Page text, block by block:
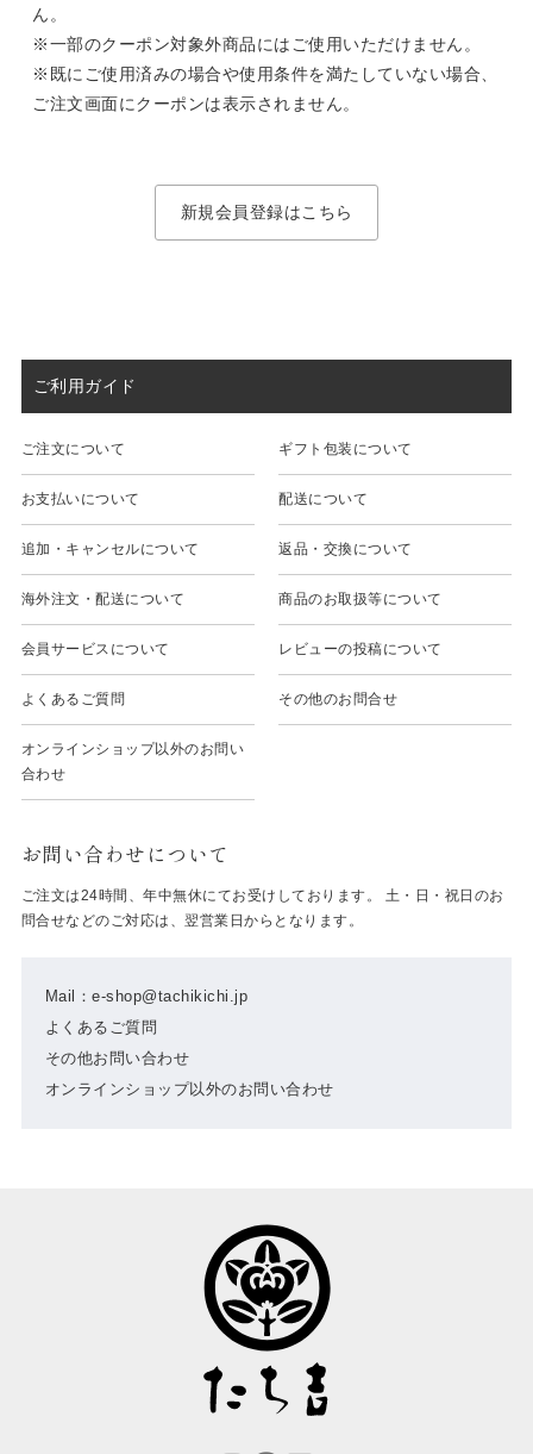
ん。
※一部のクーポン対象外商品にはご使用いただけません。
※既にご使用済みの場合や使用条件を満たしていない場合、
ご注文画面にクーポンは表示されません。
新規会員登録はこちら
ご利用ガイド
ご注文について ギフト包装について
お支払いについて 配送について
追加・キャンセルについて 返品・交換について
海外注文・配送について 商品のお取扱等について
会員サービスについて レビューの投稿について
よくあるご質問 その他のお問合せ
オンラインショップ以外のお問い
合わせ
お問い合わせについて
Mail：e-shop@tachikichi.jp
よくあるご質問
その他お問い合わせ
オンラインショップ以外のお問い合わせ
ご注文は24時間、年中無休にてお受けしております。 土・日・祝日のお
問合せなどのご対応は、翌営業日からとなります。